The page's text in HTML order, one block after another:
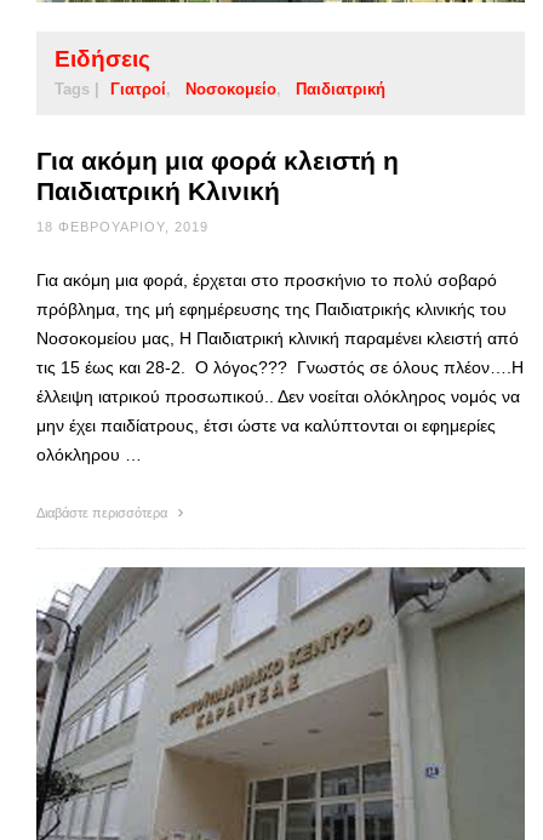
Ειδήσεις
Tags | Γιατροί Νοσοκομείο Παιδιατρική
Για ακόμη μια φορά κλειστή η
Παιδιατρική Κλινική
18 ΦΕΒΡΟΥΑΡΊΟΥ, 2019
Για ακόμη μια φορά, έρχεται στο προσκήνιο το πολύ σοβαρό
πρόβλημα, της μή εφημέρευσης της Παιδιατρικής κλινικής του
Νοσοκομείου μας, Η Παιδιατρική κλινική παραμένει κλειστή από
τις 15 έως και 28-2. Ο λόγος??? Γνωστός σε όλους πλέον….Η
έλλειψη ιατρικού προσωπικού.. Δεν νοείται ολόκληρος νομός να
μην έχει παιδίατρους, έτσι ώστε να καλύπτονται οι εφημερίες
ολόκληρου …
Διαβάστε περισσότερα